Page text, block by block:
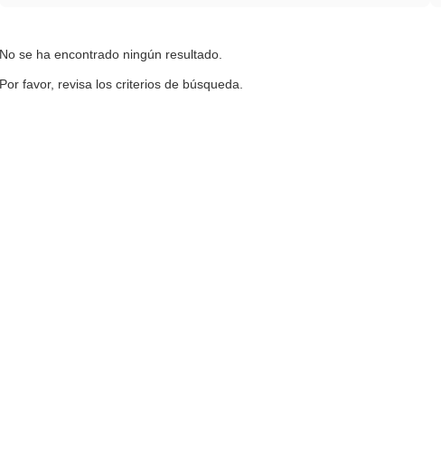
No se ha encontrado ningún resultado.
Por favor, revisa los criterios de búsqueda.